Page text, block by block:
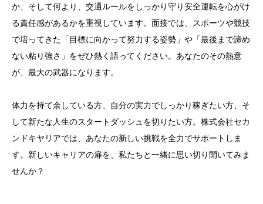
か、そして何より、交通ルールをしっかり守り安全運転を心がけ
る責任感があるかを重視しています。面接では、スポーツや競技
で培ってきた「目標に向かって努力する姿勢」や「最後まで諦め
ない粘り強さ」をぜひ熱く語ってください。あなたのその熱意
が、最大の武器になります。
体力を持て余している方、自分の実力でしっかり稼ぎたい方、そ
して新たな人生のスタートダッシュを切りたい方。株式会社セカ
ンドキヤリアでは、あなたの新しい挑戦を全力でサポートしま
す。新しいキャリアの扉を、私たちと一緒に思い切り開いてみま
せんか？